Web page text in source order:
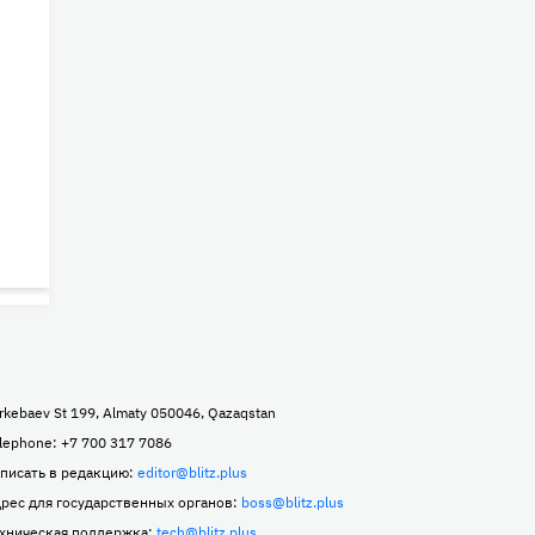
St 199, Almaty 050046, Qazaqstan
+7 700 317 7086
в редакцию: editor@blitz.plus
для государственных органов: boss@blitz.plus